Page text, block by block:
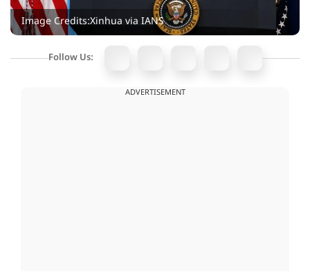
Image Credits:Xinhua via IANS
Follow Us:
ADVERTISEMENT